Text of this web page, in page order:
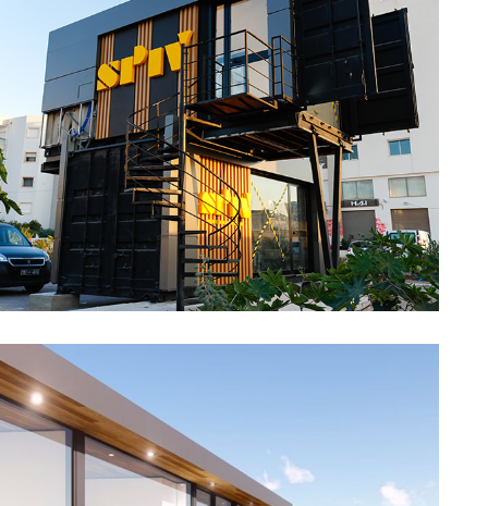
Commercial
Découvrir →
Loft